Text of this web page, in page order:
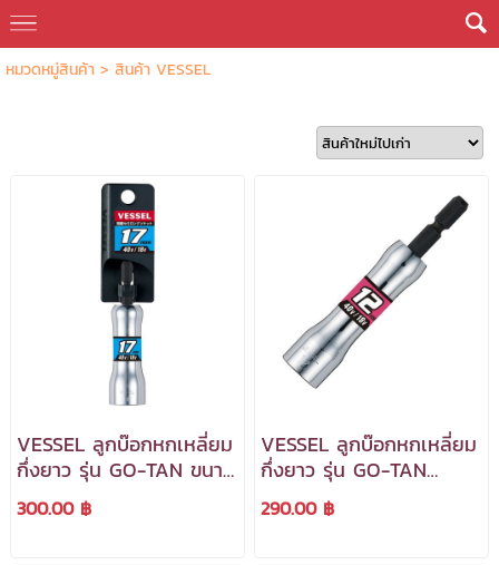
หมวดหมู่สินค้า> สินค้า VESSEL
VESSEL ลูกบ๊อกหกเหลี่ยม
กึ่งยาว รุ่น GO-TAN ขนาด
17 มม. ยาว 90 มม.
***สามารถออกใบกำกับ
300.00 ฿
VESSEL ลูกบ๊อกหกเหลี่ยม
กึ่งยาว รุ่น GO-TAN
SL201290 ขนาด 12 มม.
ยาว 90 มม.***สามารถ
290.00 ฿